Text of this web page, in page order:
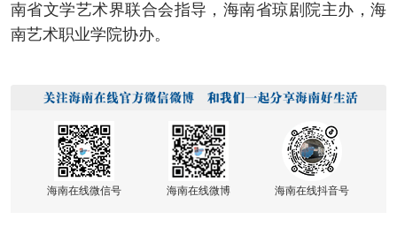
南省文学艺术界联合会指导，海南省琼剧院主办，海
南艺术职业学院协办。
海南在线微信号 海南在线微博 海南在线抖音号